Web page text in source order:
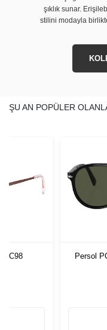
şıklık sunar.
stilini modayla
ŞU AN POPÜLER
C98
Persol